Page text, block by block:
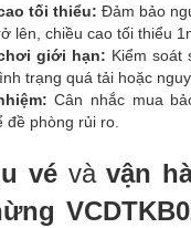
tối thiểu: Đảm bảo
lên, chiều cao tối thiểu
giới hạn: Kiểm soát
trạng quá tải hoặc
Cân nhắc mua
đề phòng rủi ro.
vévàvận